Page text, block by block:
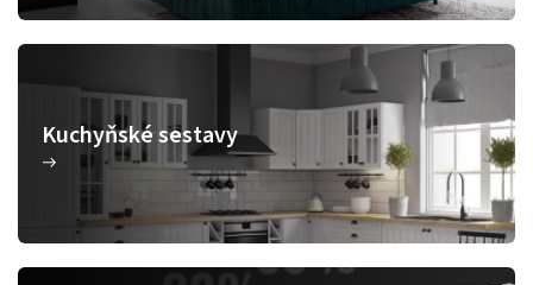
Kuchyňské sestavy